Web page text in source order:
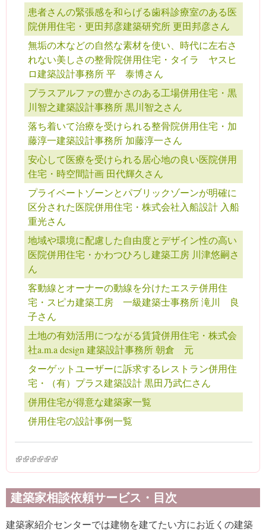
患者さんの緊張感を和らげる歯科診療室のある医
院併用住宅・更田邦彦建築研究所 更田邦彦さん
無垢の木などの自然な素材を使い、時代に左右さ
れない美しさの整骨院併用住宅・タイラ ヤスヒ
ロ建築設計事務所 平 泰博さん
プラスアルファの豊かさのある工場併用住宅・黒
川智之建築設計事務所 黒川智之さん
落ち着いて治療を受けられる整骨院併用住宅・加
藤淳一建築設計事務所 加藤淳一さん
安心して医療を受けられる居心地の良い医院併用
住宅・時空間計画 田代輝久さん
プライベートゾーンとパブリックゾーンが明確に
区分された医院併用住宅・株式会社入船設計 入船
重光さん
地域や環境に配慮した自由度とデザイン性の高い
医院併用住宅・かわつひろし建築工房 川津悠嗣さ
ん
客動線とオーナーの動線を分けたエステ併用住
宅・スピカ建築工房 一級建築士事務所 滝川 良
子さん
土地の有効活用につながる賃貸併用住宅・株式会
社a.m.a design 建築設計事務所 朝倉 元
ターゲットユーザーに訴求するレストラン併用住
宅・（有）プラス建築設計 黒田乃武仁さん
併用住宅が得意な建築家一覧
併用住宅の設計事例一覧
(link is external)
(link is external)
(link is external)
(link is external)
(link is external)
(link is external)
建築家相談依頼サービス・目次
建築家紹介センターでは建物を建てたい方にお近くの建築